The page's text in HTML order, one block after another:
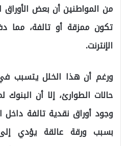
من المواطنين أن بعض
تكون ممزقة أو تالفة،
الإنترنت.
ورغم أن هذا الخلل يتسبب
حالات الطوارئ، إلا أن
وجود أوراق نقدية تالفة داخل
بسبب ورقة عالقة يؤدي